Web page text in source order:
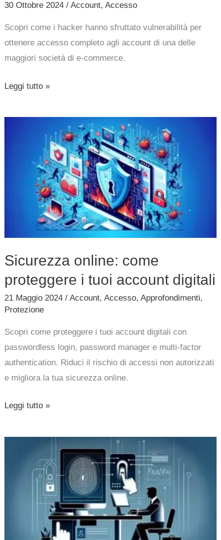
30 Ottobre 2024/Account,Accesso
Scopri come i hacker hanno sfruttato vulnerabilità per
ottenere accesso completo agli account di una delle
maggiori società di e-commerce.
di
e-
commerce
Leggi tutto »
Sicurezza online: come
proteggere i tuoi account digitali
21 Maggio 2024/Account,Accesso,Approfondimenti,
Protezione
Scopri come proteggere i tuoi account digitali con
passwordless login, password manager e multi-factor
authentication. Riduci il rischio di accessi non autorizzati
e migliora la tua sicurezza online.
proteggere
Leggi tutto »
password